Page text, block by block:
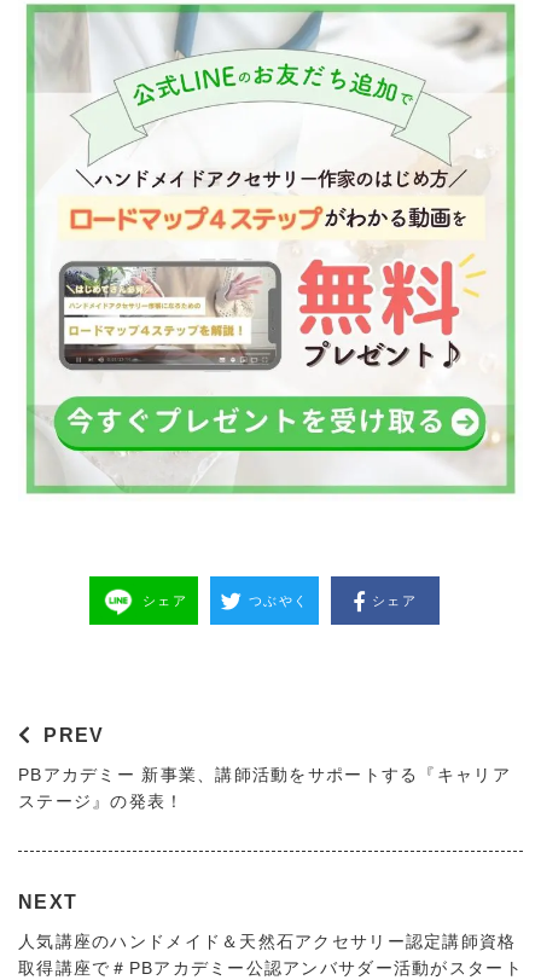
シェア つぶやく シェア
PREV
PBアカデミー 新事業、講師活動をサポートする『キャリア
ステージ』の発表！
NEXT
人気講座のハンドメイド＆天然石アクセサリー認定講師資格
取得講座で＃PBアカデミー公認アンバサダー活動がスタート